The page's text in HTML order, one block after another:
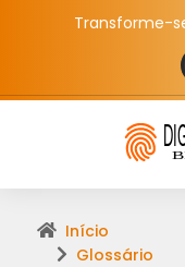
Transforme-
Início
Glossário